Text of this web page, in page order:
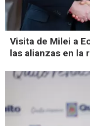
Visita de Milei a
las alianzas en la